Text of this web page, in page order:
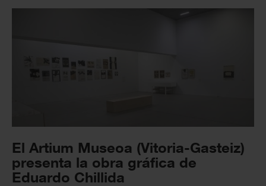
El Artium Museoa (Vitoria-Gasteiz)
presenta la obra gráfica de
Eduardo Chillida